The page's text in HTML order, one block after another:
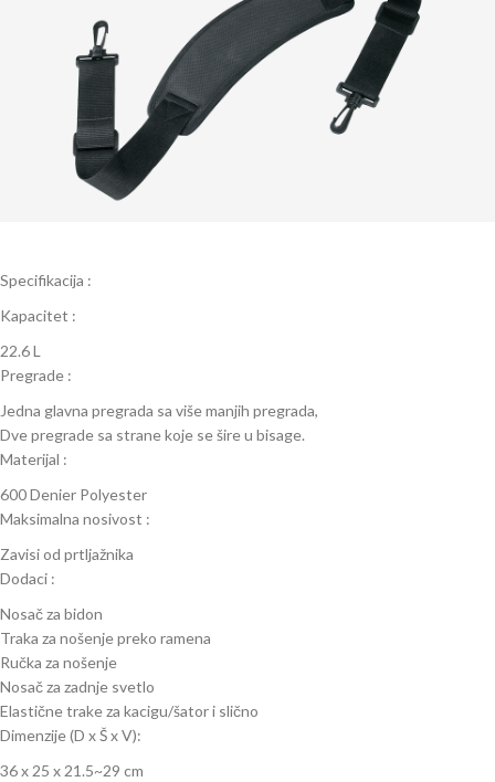
Specifikacija :
Kapacitet :
22.6 L
Pregrade :
Jedna glavna pregrada sa više manjih pregrada,
Dve pregrade sa strane koje se šire u bisage.
Materijal :
600 Denier Polyester
Maksimalna nosivost :
Zavisi od prtljažnika
Dodaci :
Nosač za bidon
Traka za nošenje preko ramena
Ručka za nošenje
Nosač za zadnje svetlo
Elastične trake za kacigu/šator i slično
Dimenzije (D x Š x V):
36 x 25 x 21.5~29 cm